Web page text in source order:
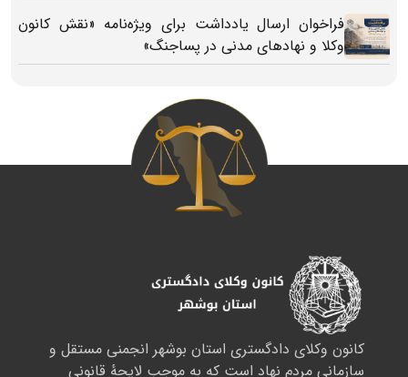
فراخوان ارسال یادداشت برای ویژه‌نامه «نقش کانون
وکلا و نهادهای مدنی در پساجنگ»
کانون وکلای دادگستری استان بوشهر انجمنی مستقل و
سازمانی مردم نهاد است که به موجب لایحهٔ قانونی